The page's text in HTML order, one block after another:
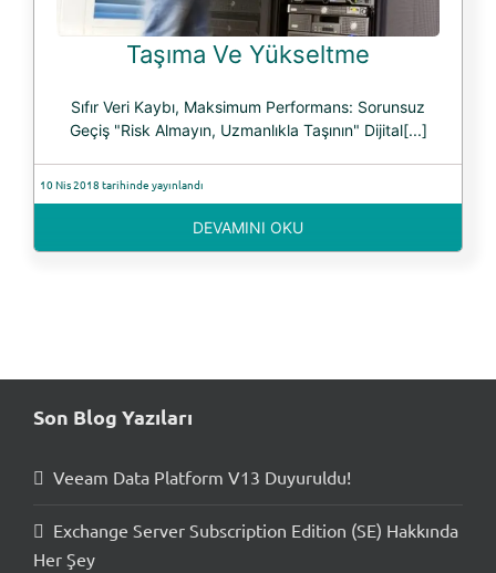
Taşıma Ve Yükseltme
Sıfır Veri Kaybı, Maksimum Performans: Sorunsuz
Geçiş "Risk Almayın, Uzmanlıkla Taşının" Dijital[...]
10 Nis 2018 tarihinde yayınlandı
DEVAMINI OKU
Son Blog Yazıları
Veeam Data Platform V13 Duyuruldu!
Exchange Server Subscription Edition (SE) Hakkında
Her Şey